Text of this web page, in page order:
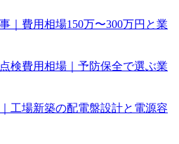
｜費用相場150万〜300万円と業
検費用相場｜予防保全で選ぶ業
工場新築の配電盤設計と電源容